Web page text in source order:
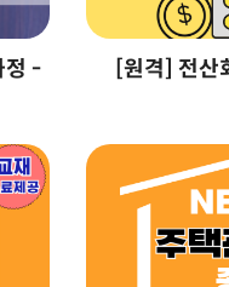
정 -
[원격] 전